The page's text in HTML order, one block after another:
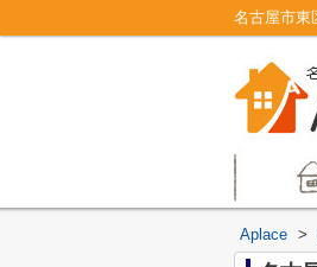
Aplace >